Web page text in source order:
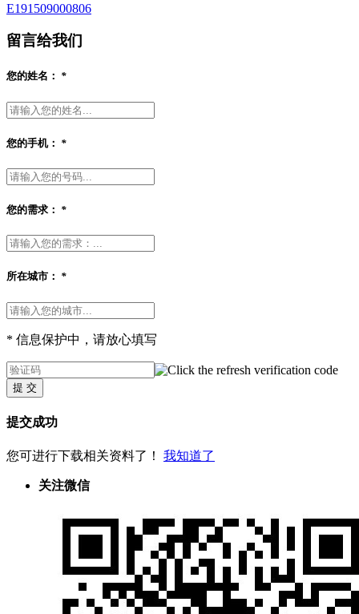
E191509000806
留言给我们
您的姓名： *
您的手机： *
您的需求： *
所在城市： *
* 信息保护中，请放心填写
提 交
提交成功
您可进行下载相关资料了！ 我知道了
关注微信